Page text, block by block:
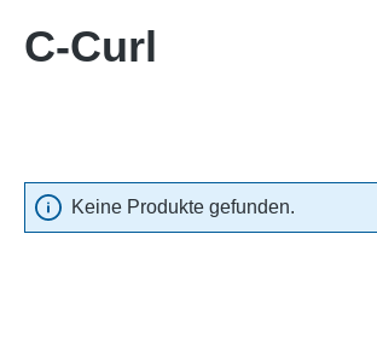
C-Curl
Keine Produkte gefunden.